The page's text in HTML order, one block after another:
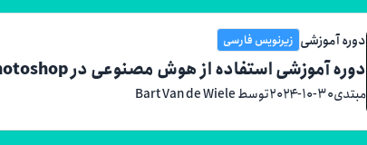
دوره آموزشی زیرنویس فارسی
دوره آموزشی استفاده از هوش مصنوعی در Adobe Photoshop و Creative Cloud
مبتدی۲۰۲۴-۱۰-۳۰توسط Bart Van de Wiele